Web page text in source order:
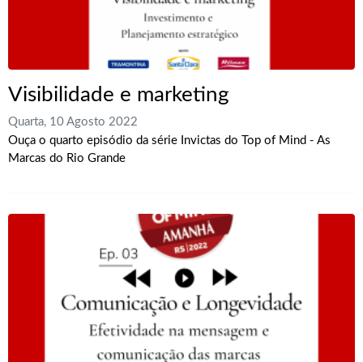
Visibilidade e marketing
Quarta, 10 Agosto 2022
Ouça o quarto episódio da série Invictas do Top of Mind - As
Marcas do Rio Grande